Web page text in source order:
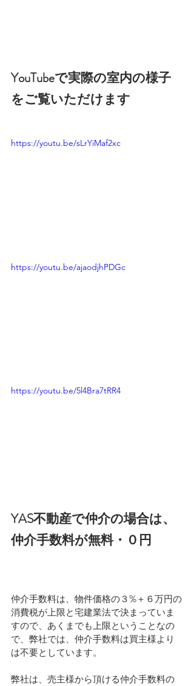
YouTubeで実際の室内の様子
をご覧いただけます
https://youtu.be/sLrYiMaf2xc
https://youtu.be/ajaodjhPDGc
https://youtu.be/5l4Bra7tRR4
YAS不動産で仲介の場合は、
仲介手数料が無料・０円
仲介手数料は、物件価格の３%＋６万円の
消費税が上限と宅建業法で決まっていま
すので、あくまでも上限ということなの
で、弊社では、仲介手数料は買主様より
は不要としています。
弊社は、売主様から頂ける仲介手数料の